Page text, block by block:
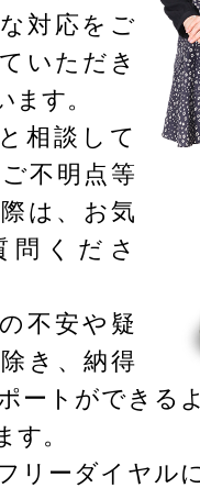
対応をご
いただき
ます。
相談して
不明点等
は、お気
問くださ
不安や疑
き、納得
ートができる
す。
リーダイヤル